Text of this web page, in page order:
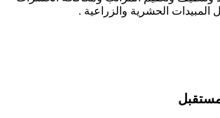
المبيدات الحشرية والزراعية .